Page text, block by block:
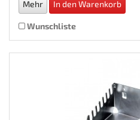
Mehr In den Warenkorb
Wunschliste